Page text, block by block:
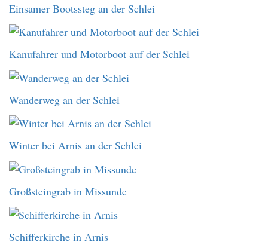
Einsamer Bootssteg an der Schlei
Kanufahrer und Motorboot auf der Schlei
Wanderweg an der Schlei
Winter bei Arnis an der Schlei
Großsteingrab in Missunde
Schifferkirche in Arnis